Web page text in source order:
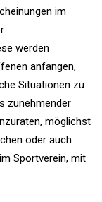
im
werden
anfangen,
Situationen zu
zunehmender
möglichst
oder auch
Sportverein, mit